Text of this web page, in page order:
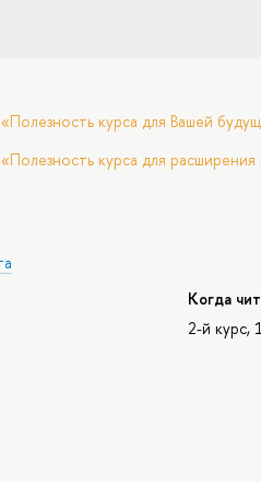
курса для Вашей
курса для расширения
Когда
2-й курс,